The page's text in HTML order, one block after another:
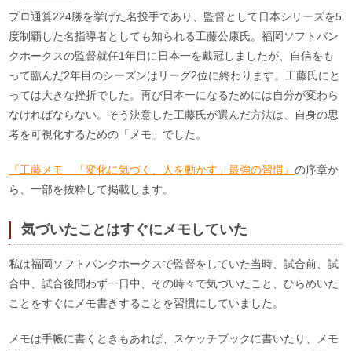
プロ通算224勝を挙げた名投手であり、監督として日本シリーズを5
度制覇した名指導者としても知られる工藤公康氏。福岡ソフトバン
クホークスの監督就任1年目に日本一を戴冠しましたが、自信をも
って臨んだ2年目のシーズンはリーグ2位に終わります。工藤氏にと
っては大きな挫折でした。再び日本一になるためには自分が変わら
なければならない。そう決意した工藤氏が選んだ方法は、自身の思
考を可視化するための「メモ」でした。
『工藤メモ 「変化に気づく、人を動かす」最強の習慣』の序章か
ら、一部を抜粋して掲載します。
気づいたことはすぐにメモしていた
私は福岡ソフトバンクホークスで監督をしていた当時、試合前、試
合中、試合後問わず一日中、その時々で気づいたこと、ひらめいた
ことをすぐにメモ書きすることを習慣にしていました。
メモは手帳に書くときもあれば、スケッチブックに書いたり、メモ